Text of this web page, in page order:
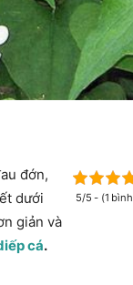
5/5 - (1 bình
đớn,
dưới
giản và
cá.